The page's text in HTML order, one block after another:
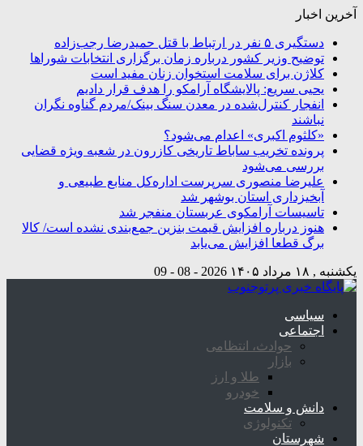
آخرین اخبار
دستگیری ۵ نفر در ارتباط با قتل حمیدرضا رجب‌زاده
توضیح وزیر کشور درباره زمان برگزاری انتخابات شوراها
کلاژن برای سلامت استخوان زنان مفید است
یحیی سریع: پالایشگاه آرامکو را هدف قرار دادیم
انفجار کنترل‌شده در معدن سنگ بینک/مردم گناوه نگران
نباشند
«کلثوم اکبری» اعدام می‌شود؟
پرونده تخریب ساباط تاریخی کازرون در شعبه ویژه قضایی
بررسی می‌شود
علیرضا منصوری سرپرست اداره‌کل منابع طبیعی و
آبخیزداری استان بوشهر شد
تاسیسات آرامکوی عربستان منفجر شد
هنوز درباره افزایش قیمت بنزین جمع‌بندی نشده است/ کالا
برگ قطعا افزایش می‌یابد
یکشنبه , ۱۸ مرداد ۱۴۰۵ 2026 - 08 - 09
سیاسی
اجتماعی
حوادث، انتظامی
بازار
طلا و ارز
خودرو
دانش و سلامت
تکنولوژی
شهرستان